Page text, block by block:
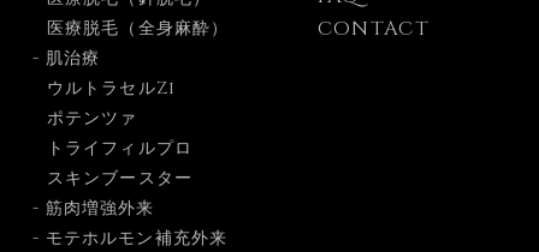
医療脱毛（全身麻酔）
- 肌治療
ウルトラセルZi
ポテンツァ
トライフィルプロ
スキンブースター
- 筋肉増強外来
- モテホルモン補充外来
CONTACT